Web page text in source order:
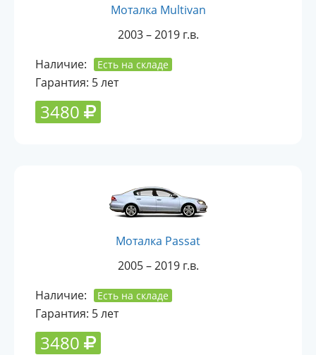
Моталка Multivan
2003 – 2019 г.в.
Наличие:
Есть на складе
Гарантия: 5 лет
3480
Моталка Passat
2005 – 2019 г.в.
Наличие:
Есть на складе
Гарантия: 5 лет
3480